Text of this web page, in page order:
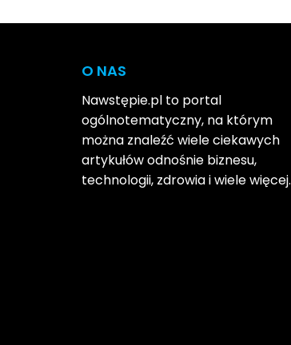
O NAS
Nawstępie.pl to portal
ogólnotematyczny, na którym
można znaleźć wiele ciekawych
artykułów odnośnie biznesu,
technologii, zdrowia i wiele więcej.